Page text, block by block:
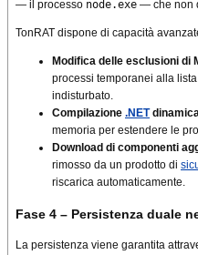
— il processo node.exe — che non
TonRAT dispone di capacità
Modifica delle esclusioni di
processi temporanei alla
indisturbato.
Compilazione .NET
memoria per estendere le
Download di componenti
rimosso da un prodotto di
riscarica automaticamente.
Fase 4 – Persistenza duale
La persistenza viene garantita